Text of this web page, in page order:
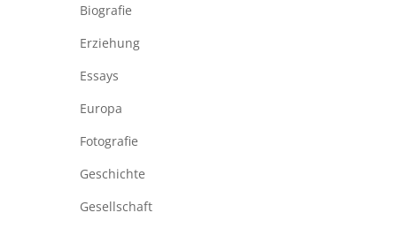
Biografie
Erziehung
Essays
Europa
Fotografie
Geschichte
Gesellschaft